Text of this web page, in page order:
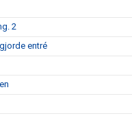
2
entré